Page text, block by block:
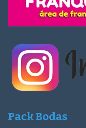
Pack Bodas